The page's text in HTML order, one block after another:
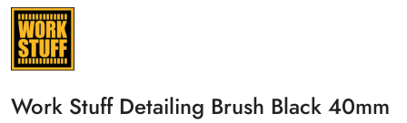
NAZWA
PRODUCENTA:
WORK
STUFF
Work Stuff Detailing Brush Black 40mm